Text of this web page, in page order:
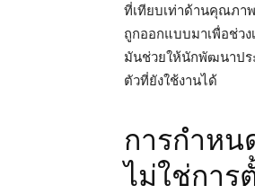
ที่เทียบเท่าด้านคุณภา
ถูกออกแบบมาเพื่อช่ว
มันช่วยให้นักพัฒนาปร
ตัวที่ยังใช้งานได้
การกำหน
ไม่ใช่การ